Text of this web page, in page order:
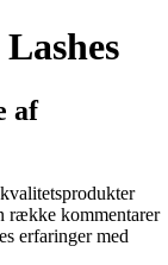
af
række kommentarer
erfaringer med